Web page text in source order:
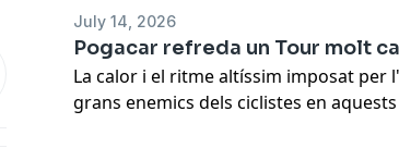
entrevistem dos dels catalans que
Nicolau, corredor del Caja Rural, i
l'equip Bahrain.
July 14, 2026
Pogacar refreda un Tour molt
La calor i el ritme altíssim imposat per
grans enemics dels ciclistes en